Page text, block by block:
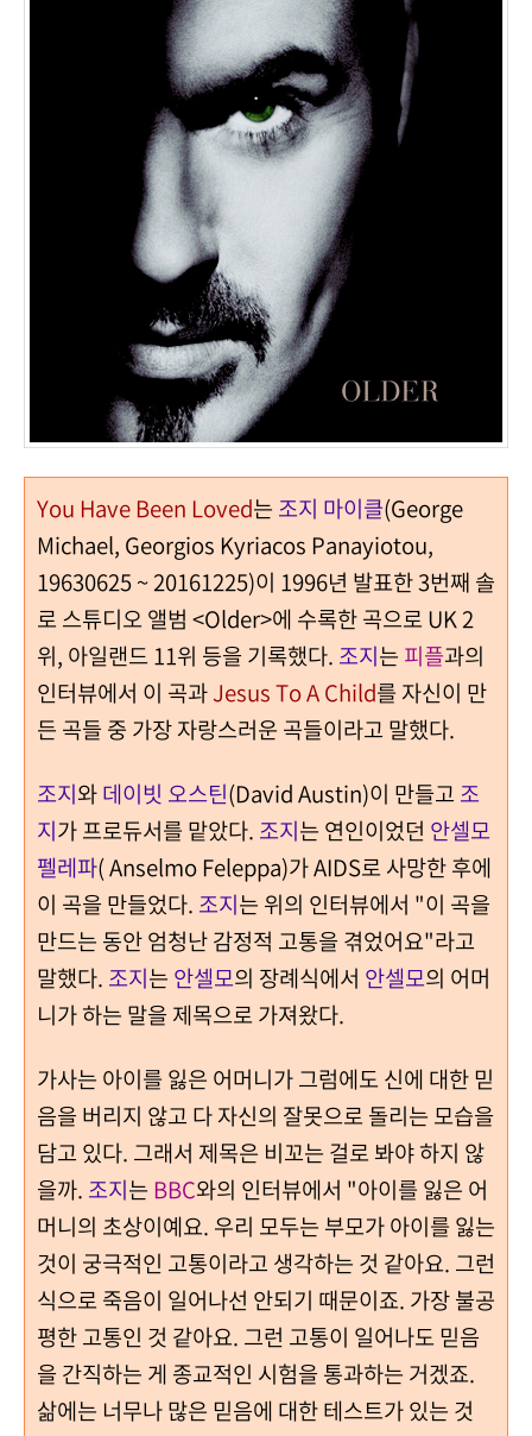
You Have Been Loved는 조지 마이클(George
Michael, Georgios Kyriacos Panayiotou,
19630625 ~ 20161225)이 1996년 발표한 3번째 솔
로 스튜디오 앨범 <Older>에 수록한 곡으로 UK 2
위, 아일랜드 11위 등을 기록했다. 조지는 피플과의
인터뷰에서 이 곡과Jesus To A Child를 자신이 만
든 곡들 중 가장 자랑스러운 곡들이라고 말했다.
조지와데이빗 오스틴(David Austin)이 만들고 조
지가 프로듀서를 맡았다. 조지는 연인이었던 안셀모
펠레파( Anselmo Feleppa)가 AIDS로 사망한 후에
이 곡을 만들었다. 조지는 위의 인터뷰에서 "이 곡을
만드는 동안 엄청난 감정적 고통을 겪었어요"라고
말했다. 조지는 안셀모의 장례식에서 안셀모의 어머
니가 하는 말을 제목으로 가져왔다.
가사는 아이를 잃은 어머니가 그럼에도 신에 대한 믿
음을 버리지 않고 다 자신의 잘못으로 돌리는 모습을
담고 있다. 그래서 제목은 비꼬는 걸로 봐야 하지 않
을까. 조지는 BBC와의 인터뷰에서 "아이를 잃은 어
머니의 초상이예요. 우리 모두는 부모가 아이를 잃는
것이 궁극적인 고통이라고 생각하는 것 같아요. 그런
식으로 죽음이 일어나선 안되기 때문이죠. 가장 불공
평한 고통인 것 같아요. 그런 고통이 일어나도 믿음
을 간직하는 게 종교적인 시험을 통과하는 거겠죠.
삶에는 너무나 많은 믿음에 대한 테스트가 있는 것